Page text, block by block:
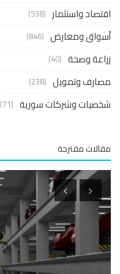
واستثمار (538)
ومعارض (846)
وصحة (40)
وتمويل (238)
وشركات سورية (271)
مقترحة